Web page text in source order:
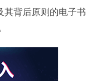
其背后原则的电子书